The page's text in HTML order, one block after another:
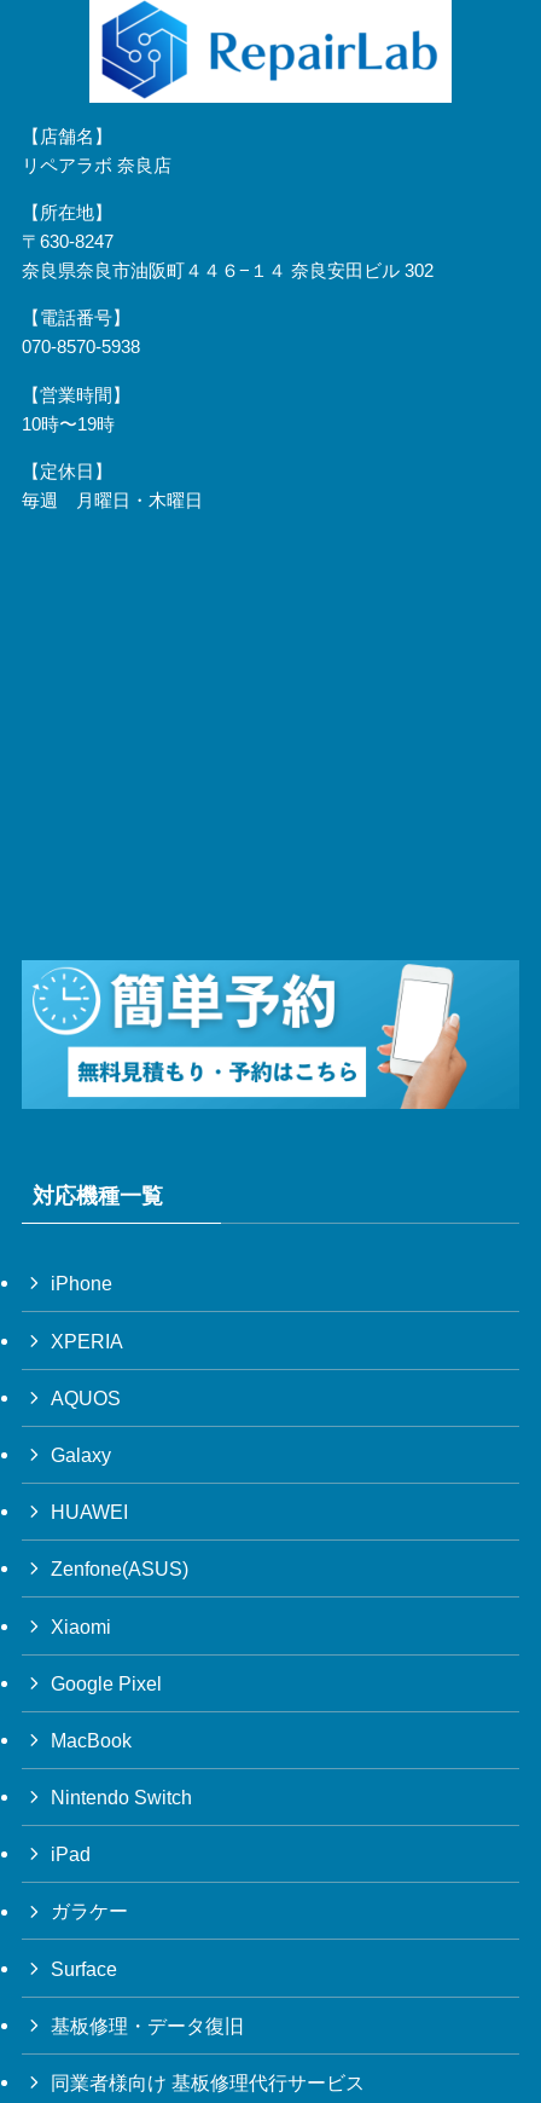
【店舗名】
リペアラボ 奈良店
【所在地】
〒630-8247
奈良県奈良市油阪町４４６−１４ 奈良安田ビル 302
【電話番号】
070-8570-5938
【営業時間】
10時〜19時
【定休日】
毎週 月曜日・木曜日
対応機種一覧
iPhone
XPERIA
AQUOS
Galaxy
HUAWEI
Zenfone(ASUS)
Xiaomi
Google Pixel
MacBook
Nintendo Switch
iPad
ガラケー
Surface
基板修理・データ復旧
同業者様向け 基板修理代行サービス